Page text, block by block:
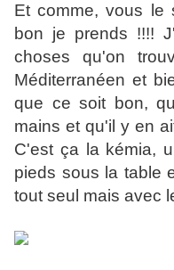
Et comme, vous le
bon je prends !!!!
choses qu'on
Méditerranéen et
que ce soit bon,
mains et qu'il y en
C'est ça la kémia,
pieds sous la table
tout seul mais avec